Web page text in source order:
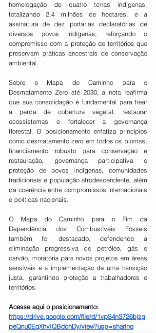
homologação de quatro terras indígenas,
totalizando 2,4 milhões de hectares, e a
assinatura de dez portarias declaratórias de
diversos povos indígenas, reforçando o
compromisso com a proteção de territórios que
preservam práticas ancestrais de conservação
ambiental.
Sobre o Mapa do Caminho para o
Desmatamento Zero até 2030, a nota reafirma
que sua consolidação é fundamental para frear
a perda de cobertura vegetal, restaurar
ecossistemas e fortalecer a governança
florestal. O posicionamento enfatiza princípios
como desmatamento zero em todos os biomas,
financiamento robusto para conservação e
restauração, governança participativa e
proteção de povos indígenas, comunidades
tradicionais e população afrodescendente, além
da coerência entre compromissos internacionais
e políticas nacionais.
O Mapa do Caminho para o Fim da
Dependência dos Combustíveis Fósseis
também foi destacado, defendendo a
eliminação progressiva de petróleo, gás e
carvão, moratória para novos projetos em áreas
sensíveis e a implementação de uma transição
justa, garantindo proteção a trabalhadores e
territórios.
Acesse aqui o posicionamento:
https://drive.google.com/file/d/1vpS4nS726bjzg
peQnu0EqXhvIQBdohDy/view?usp=sharing